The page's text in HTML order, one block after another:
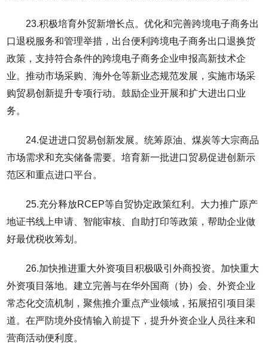
23.积极培育外贸新增长点。优化和完善跨境电子商务出
口退税服务和管理举措，出台便利跨境电子商务出口退换货
政策，支持符合条件的跨境电子商务企业申报高新技术企
业。推动市场采购、海外仓等新业态规范发展，实施市场采
购贸易创新提升专项行动。鼓励企业开展和扩大进出口业
务。
24.促进进口贸易创新发展。统筹原油、煤炭等大宗商品
市场需求和充实储备需要。培育新一批进口贸易促进创新示
范区和重点进口平台。
25.充分释放RCEP等自贸协定政策红利。大力推广原产
地证书线上申请、智能审核、自助打印等政策，帮助企业做
好最优税收筹划。
26.加快推进重大外资项目积极吸引外商投资。加快重大
外资项目落地。建立完善与在华外国商（协）会、外资企业
常态化交流机制，聚焦推介重点产业领域，拓展招引项目渠
道。在严防境外疫情输入前提下，提升外资企业人员往来和
营商活动便利度。